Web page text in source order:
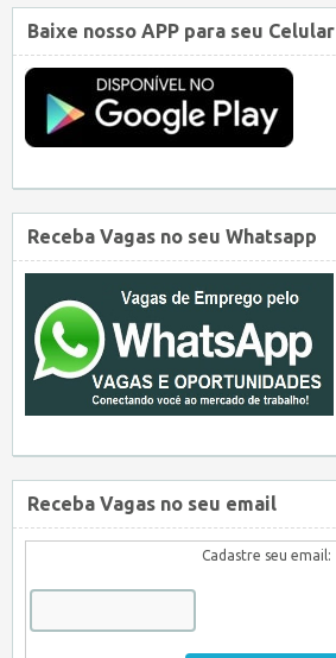
Baixe nosso APP para seu Celular
Receba Vagas no seu Whatsapp
Receba Vagas no seu email
Cadastre seu email: